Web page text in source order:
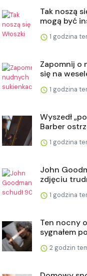
Tak noszą
mogą być
1 godzina
Zapomnij o
się na
1 godzina
Wyszedł
Barber
1 godzina
John
zdjęciu
1 godzina
Ten nocny
sygnałem
2 godzin